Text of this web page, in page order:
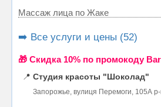
Массаж лица по Жаке
➡️ Все услуги и цены (52)
🎁 Cкидка 10% по промокоду
📍 Студия красоты "Шоколад"
Запорожье, вулиця Перемоги, 105А